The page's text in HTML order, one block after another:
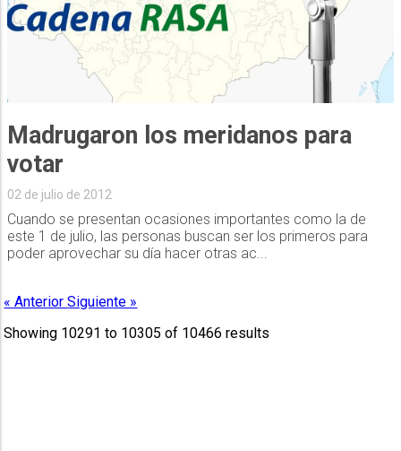
Madrugaron los meridanos para
votar
02 de julio de 2012
Cuando se presentan ocasiones importantes como la de
este 1 de julio, las personas buscan ser los primeros para
poder aprovechar su día hacer otras ac...
« AnteriorSiguiente »
Showing 10291 to 10305 of 10466 results